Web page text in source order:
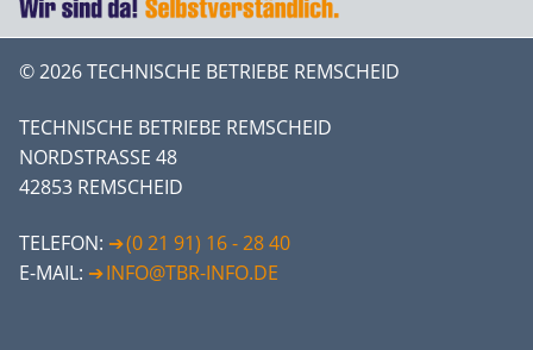
© 2026 TECHNISCHE BETRIEBE REMSCHEID
TECHNISCHE BETRIEBE REMSCHEID
NORDSTRASSE 48
42853 REMSCHEID
TELEFON:
(0 21 91) 16 - 28 40
E-MAIL:
INFO@TBR-INFO.DE